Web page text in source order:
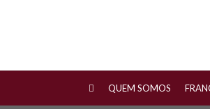
QUEM SOMOS